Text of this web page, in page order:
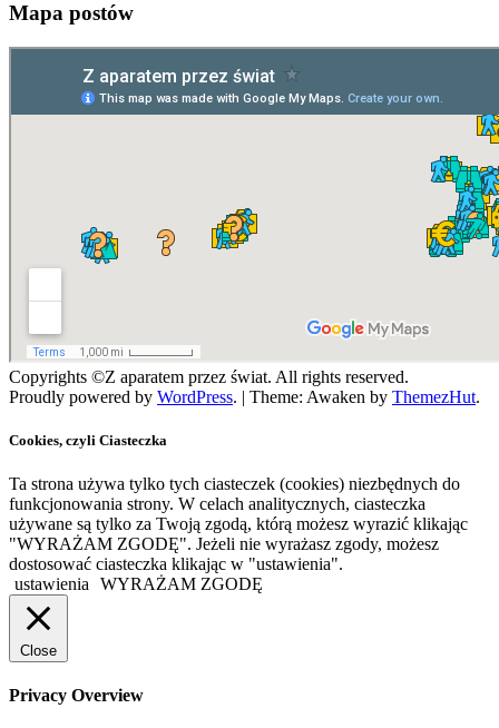
Mapa postów
Copyrights ©Z aparatem przez świat. All rights reserved.
Proudly powered by WordPress. | Theme: Awaken by ThemezHut.
Cookies, czyli Ciasteczka
Ta strona używa tylko tych ciasteczek (cookies) niezbędnych do
funkcjonowania strony. W celach analitycznych, ciasteczka
używane są tylko za Twoją zgodą, którą możesz wyrazić klikając
"WYRAŻAM ZGODĘ". Jeżeli nie wyrażasz zgody, możesz
dostosować ciasteczka klikając w "ustawienia".
ustawienia
WYRAŻAM ZGODĘ
Close
Privacy Overview